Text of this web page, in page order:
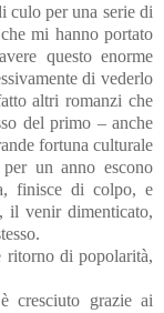
culo per una serie di
mi hanno portato
questo enorme
di vederlo
altri romanzi che
del primo – anche
fortuna culturale
un anno escono
finisce di colpo, e
il venir dimenticato,
ritorno di popolarità,
cresciuto grazie ai